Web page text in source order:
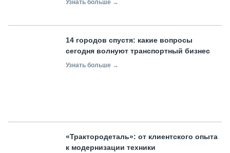
Узнать больше →
14 городов спустя: какие вопросы
сегодня волнуют транспортный бизнес
Узнать больше →
«Трактородеталь»: от клиентского опыта
к модернизации техники